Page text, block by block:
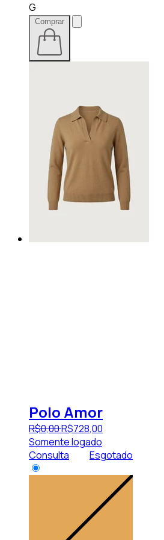
G
Comprar
Polo Amor
R$0,00R$728,00
Somente logado
Consulta
Esgotado